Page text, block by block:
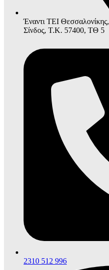
Έναντι ΤΕΙ Θεσσαλονίκης,
Σίνδος, Τ.Κ. 57400, ΤΘ 5
2310 512 996